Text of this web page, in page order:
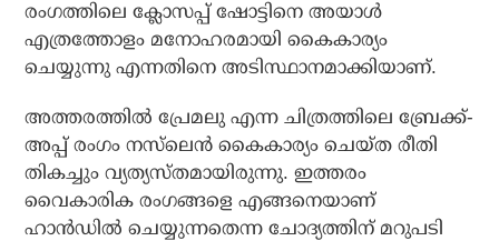
രംഗത്തിലെ ക്ലോസപ്പ് ഷോട്ടിനെ അയാള്‍
എത്രത്തോളം മനോഹരമായി കൈകാര്യം
ചെയ്യുന്നു എന്നതിനെ അടിസ്ഥാനമാക്കിയാണ്.
അത്തരത്തില്‍ പ്രേമലു എന്ന ചിത്രത്തിലെ ബ്രേക്ക്-
അപ്പ് രംഗം നസ്‌ലെന്‍ കൈകാര്യം ചെയ്ത രീതി
തികച്ചും വ്യത്യസ്തമായിരുന്നു. ഇത്തരം
വൈകാരിക രംഗങ്ങളെ എങ്ങനെയാണ്
ഹാന്‍ഡില്‍ ചെയ്യുന്നതെന്ന ചോദ്യത്തിന് മറുപടി